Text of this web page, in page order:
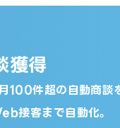
獲得
100件超の自動商談
接客まで自動化。